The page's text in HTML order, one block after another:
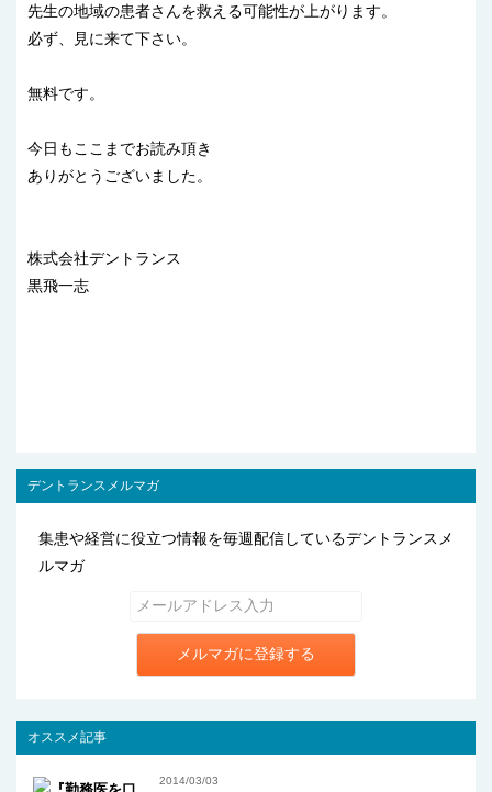
先生の地域の患者さんを救える可能性が上がります。
必ず、見に来て下さい。
無料です。
今日もここまでお読み頂き
ありがとうございました。
株式会社デントランス
黒飛一志
デントランスメルマガ
集患や経営に役立つ情報を毎週配信しているデントランスメ
ルマガ
メルマガに登録する
オススメ記事
2014/03/03